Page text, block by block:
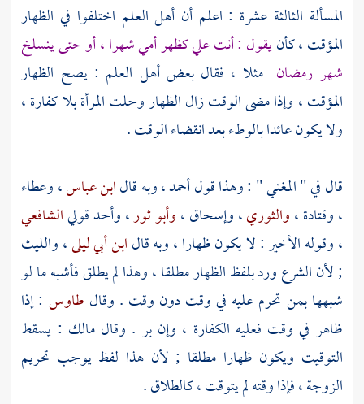
المسألة الثالثة عشرة : اعلم أن أهل العلم اختلفوا في الظهار
المؤقت ، كأنيقول : أنت علي كظهر أمي شهرا ، أو حتى ينسلخ
شهر رمضان مثلا ، فقال بعض أهل العلم : يصح الظهار
المؤقت ، وإذا مضى الوقت زال الظهار وحلت المرأة بلا كفارة ،
ولا يكون عائدا بالوطء بعد انقضاء الوقت .
قال في " المغني " : وهذا قولأحمد، وبه قالابن عباس،وعطاء
،وقتادة،والثوري، وإسحاق،وأبو ثور، وأحد قوليالشافعي
، وقوله الأخير : لا يكون ظهارا ، وبه قالابن أبي ليلى،والليث
; لأن الشرع ورد بلفظ الظهار مطلقا ، وهذا لم يطلق فأشبه ما لو
شبهها بمن تحرم عليه في وقت دون وقت . وقال طاوس : إذا
ظاهر في وقت فعليه الكفارة ، وإن بر . وقالمالك : يسقط
التوقيت ويكون ظهارا مطلقا ; لأن هذا لفظ يوجب تحريم
الزوجة ، فإذا وقته لم يتوقت ، كالطلاق .